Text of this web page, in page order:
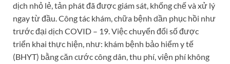
dịch nhỏ lẻ, tản phát đã được giám sát, khống chế và xử lý
ngay từ đầu. Công tác khám, chữa bệnh dần phục hồi như
trước đại dịch COVID – 19. Việc chuyển đổi số được
triển khai thực hiện, như: khám bệnh bảo hiểm y tế
(BHYT) bằng căn cước công dân, thu phí, viện phí không